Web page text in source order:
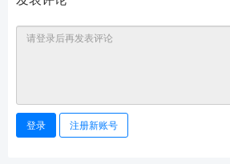
登录 注册新账号